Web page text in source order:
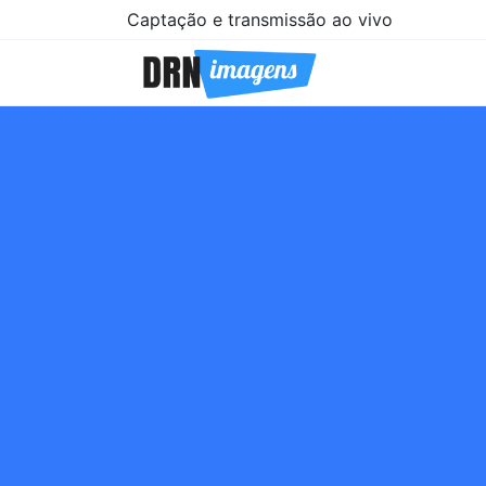
Captação e transmissão ao vivo